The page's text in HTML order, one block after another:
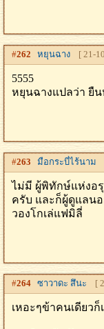
#262 หยุนฉาง [ 21-
5555
หยุนฉางแปลว่า ยื
#263 มือกระบี่ไร้นาม
ไม่มี ผู้พิทักษ์แห่งอ
ครับ และก็ผู้ดูแลน
วองโกเล่แฟมิลี่
#264 ซาวาดะ สึนะ [
เหอะๆข้าคนเดียว